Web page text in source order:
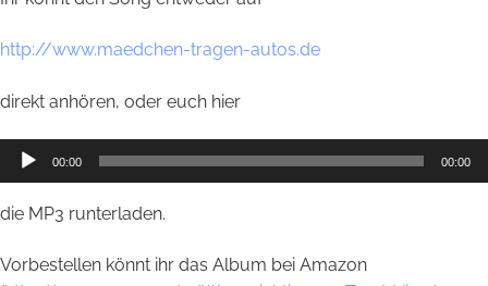
http://www.maedchen-tragen-autos.de
direkt anhören, oder euch hier
Audio-
Player
00:00 00:00
die MP3 runterladen.
Vorbestellen könnt ihr das Album bei Amazon